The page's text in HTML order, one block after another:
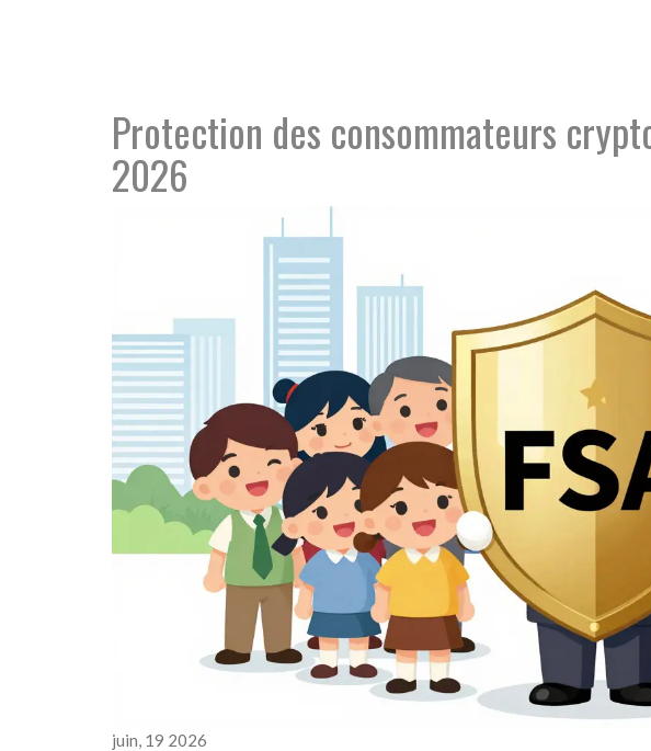
Protection des consommateurs
2026
juin, 19 2026